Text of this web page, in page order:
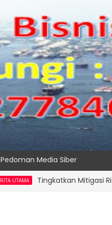
Pedoman Media Siber
Tingkatkan Mitigasi Risiko, IPC